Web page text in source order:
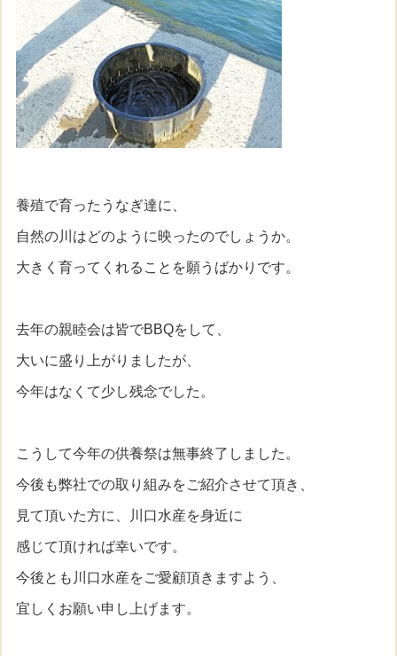
養殖で育ったうなぎ達に、
自然の川はどのように映ったのでしょうか。
大きく育ってくれることを願うばかりです。
去年の親睦会は皆でBBQをして、
大いに盛り上がりましたが、
今年はなくて少し残念でした。
こうして今年の供養祭は無事終了しました。
今後も弊社での取り組みをご紹介させて頂き、
見て頂いた方に、川口水産を身近に
感じて頂ければ幸いです。
今後とも川口水産をご愛顧頂きますよう、
宜しくお願い申し上げます。